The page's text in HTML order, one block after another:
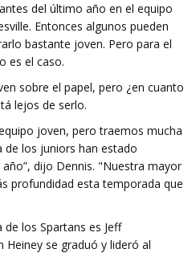
del último año en el equipo
Entonces algunos pueden
bastante joven. Pero para el
es el caso.
sobre el papel, pero ¿en cuanto
lejos de serlo.
joven, pero traemos mucha
de los juniors han estado
dijo Dennis. "Nuestra mayor
profundidad esta temporada que
los Spartans es Jeff
Heiney se graduó y lideró al